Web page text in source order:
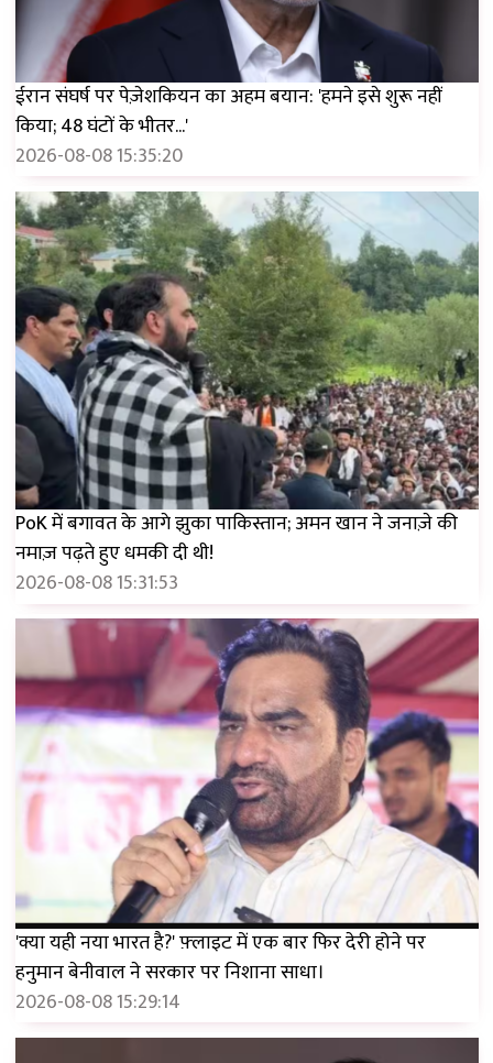
ईरान संघर्ष पर पेज़ेशकियन का अहम बयान: 'हमने इसे शुरू नहीं
किया; 48 घंटों के भीतर...'
2026-08-08 15:35:20
PoK में बगावत के आगे झुका पाकिस्तान; अमन खान ने जनाज़े की
नमाज़ पढ़ते हुए धमकी दी थी!
2026-08-08 15:31:53
'क्या यही नया भारत है?' फ़्लाइट में एक बार फिर देरी होने पर
हनुमान बेनीवाल ने सरकार पर निशाना साधा।
2026-08-08 15:29:14